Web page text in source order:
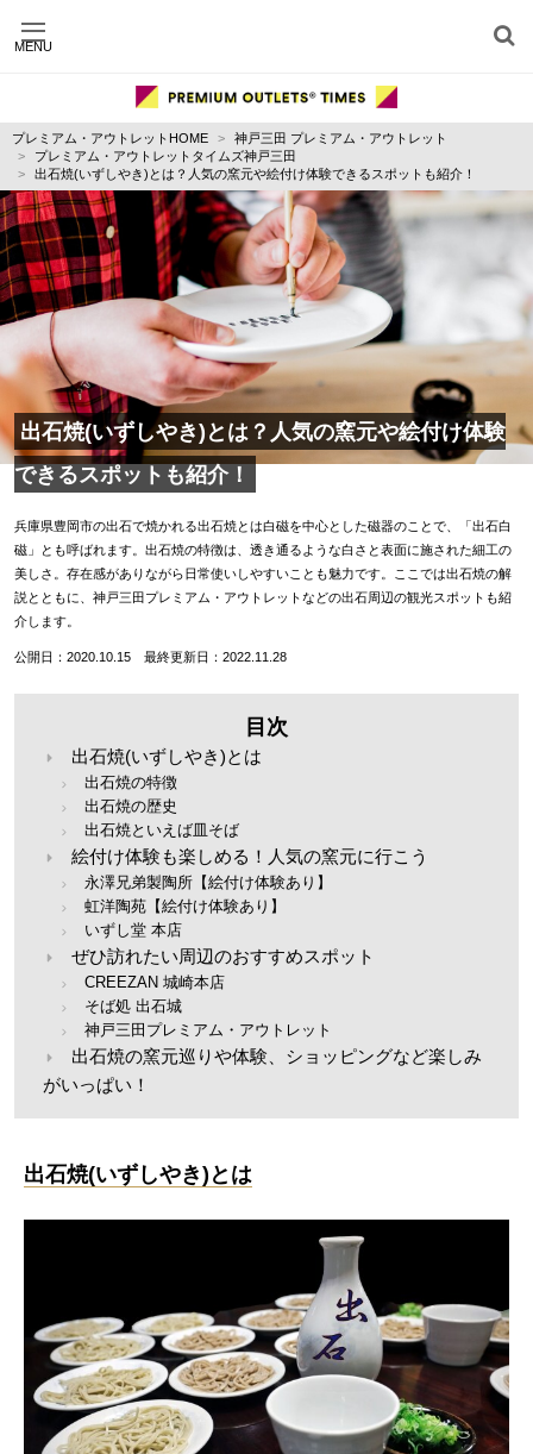
MENU
施設別に記事を探す
運営会社
利用規約
プライバシーポリシー
お問い合わせ
プレミアム・アウトレットHOME
神戸三田 プレミアム・アウトレット
プレミアム・アウトレットタイムズ神戸三田
出石焼(いずしやき)とは？人気の窯元や絵付け体験できるスポットも紹介！
出石焼(いずしやき)とは？人気の窯元や絵付け体験
できるスポットも紹介！
兵庫県豊岡市の出石で焼かれる出石焼とは白磁を中心とした磁器のことで、「出石白
磁」とも呼ばれます。出石焼の特徴は、透き通るような白さと表面に施された細工の
美しさ。存在感がありながら日常使いしやすいことも魅力です。ここでは出石焼の解
説とともに、神戸三田プレミアム・アウトレットなどの出石周辺の観光スポットも紹
介します。
公開日：2020.10.15 最終更新日：2022.11.28
目次
出石焼(いずしやき)とは
出石焼の特徴
出石焼の歴史
出石焼といえば皿そば
絵付け体験も楽しめる！人気の窯元に行こう
永澤兄弟製陶所【絵付け体験あり】
虹洋陶苑【絵付け体験あり】
いずし堂 本店
ぜひ訪れたい周辺のおすすめスポット
CREEZAN 城崎本店
そば処 出石城
神戸三田プレミアム・アウトレット
出石焼の窯元巡りや体験、ショッピングなど楽しみ
がいっぱい！
出石焼(いずしやき)とは